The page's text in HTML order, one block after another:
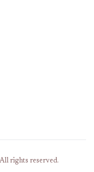
rights reserved.